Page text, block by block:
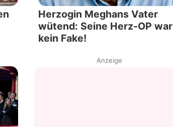
Herzogin Meghans Vater
wütend: Seine Herz-OP war
kein Fake!
Anzeige